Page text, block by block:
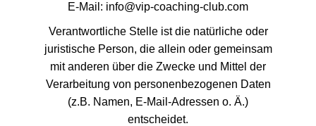
E-Mail: info@vip-coaching-club.com
Verantwortliche Stelle ist die natürliche oder
juristische Person, die allein oder gemeinsam
mit anderen über die Zwecke und Mittel der
Verarbeitung von personenbezogenen Daten
(z.B. Namen, E-Mail-Adressen o. Ä.)
entscheidet.